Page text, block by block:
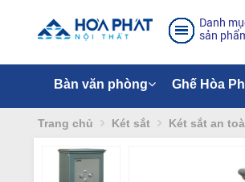
Danh
sản
Bàn văn phòng Ghế Hòa
Trang chủ Két sắt Két sắt an